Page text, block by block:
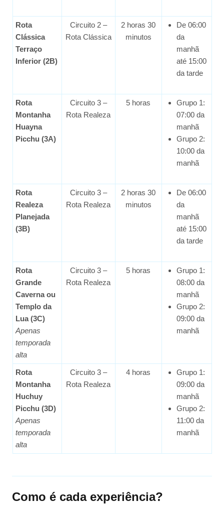
Rota
Clássica
Terraço
Inferior (2B)
Circuito 2 –
Rota Clássica
2 horas 30
minutos
De 06:00
da
manhã
até 15:00
da tarde
Rota
Montanha
Huayna
Picchu (3A)
Circuito 3 –
Rota Realeza
5 horas
Grupo 1:
07:00 da
manhã
Grupo 2:
10:00 da
manhã
Rota
Realeza
Planejada
(3B)
Circuito 3 –
Rota Realeza
2 horas 30
minutos
De 06:00
da
manhã
até 15:00
da tarde
Rota
Grande
Caverna ou
Templo da
Lua (3C)
Apenas
temporada
alta
Circuito 3 –
Rota Realeza
5 horas
Grupo 1:
08:00 da
manhã
Grupo 2:
09:00 da
manhã
Rota
Montanha
Huchuy
Picchu (3D)
Apenas
temporada
alta
Circuito 3 –
Rota Realeza
4 horas
Grupo 1:
09:00 da
manhã
Grupo 2:
11:00 da
manhã
Como é cada experiência?